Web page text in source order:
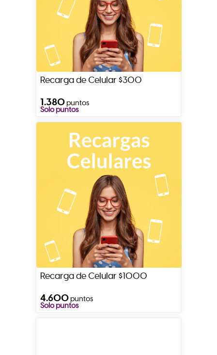
Recarga de Celular $300
1.380puntos
Solo puntos
Recarga de Celular $1000
4.600puntos
Solo puntos